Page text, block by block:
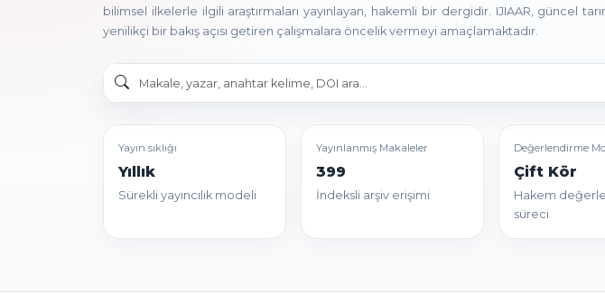
bilimsel ilkelerle ilgili araştırmaları yayınlayan, hakemli bir dergidir. IJIAAR, güncel
yenilikçi bir bakış açısı getiren çalışmalara öncelik vermeyi amaçlamaktadır.
Yayın sıklığı
Yıllık
Sürekli yayıncılık modeli
Yayınlanmış Makaleler
399
İndeksli arşiv erişimi
Değerlendirme
Çift Kör
Hakem
süreci